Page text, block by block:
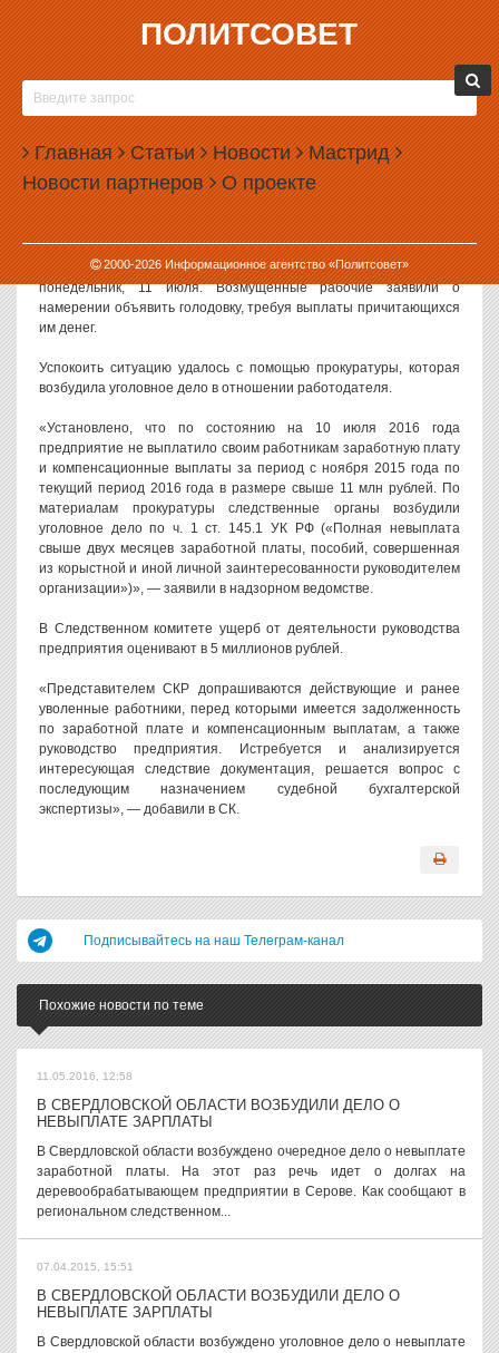
ПОЛИТСОВЕТ
Главная Статьи Новости Мастрид
Новости партнеров О проекте
2000-2026Информационное агентство «Политсовет»
12.07.2016, 15:32
ПРОТЕСТ МЕТАЛЛУРГОВ НА УРАЛЕ ВЫЛИЛСЯ
В УГОЛОВНОЕ ДЕЛО
В Свердловской области возбуждено уголовное дело о
невыплате зарплаты работникам Вехнесинячихинского
металлургического завода. Накануне рабочие устроили акцию
протеста, требуя погасить долги.
Шествие металлургов прошло в Верхней Синячихе в
понедельник, 11 июля. Возмущенные рабочие заявили о
намерении объявить голодовку, требуя выплаты причитающихся
им денег.
Успокоить ситуацию удалось с помощью прокуратуры, которая
возбудила уголовное дело в отношении работодателя.
«Установлено, что по состоянию на 10 июля 2016 года
предприятие не выплатило своим работникам заработную плату
и компенсационные выплаты за период с ноября 2015 года по
текущий период 2016 года в размере свыше 11 млн рублей. По
материалам прокуратуры следственные органы возбудили
уголовное дело по ч. 1 ст. 145.1 УК РФ («Полная невыплата
свыше двух месяцев заработной платы, пособий, совершенная
из корыстной и иной личной заинтересованности руководителем
организации»)», — заявили в надзорном ведомстве.
В Следственном комитете ущерб от деятельности руководства
предприятия оценивают в 5 миллионов рублей.
«Представителем СКР допрашиваются действующие и ранее
уволенные работники, перед которыми имеется задолженность
по заработной плате и компенсационным выплатам, а также
руководство предприятия. Истребуется и анализируется
интересующая следствие документация, решается вопрос с
последующим назначением судебной бухгалтерской
экспертизы», — добавили в СК.
Подписывайтесь на наш Телеграм-канал
Похожие новости по теме
11.05.2016, 12:58
В СВЕРДЛОВСКОЙ ОБЛАСТИ ВОЗБУДИЛИ ДЕЛО О
НЕВЫПЛАТЕ ЗАРПЛАТЫ
В Свердловской области возбуждено очередное дело о невыплате
заработной платы. На этот раз речь идет о долгах на
деревообрабатывающем предприятии в Серове. Как сообщают в
региональном следственном...
07.04.2015, 15:51
В СВЕРДЛОВСКОЙ ОБЛАСТИ ВОЗБУДИЛИ ДЕЛО О
НЕВЫПЛАТЕ ЗАРПЛАТЫ
В Свердловской области возбуждено уголовное дело о невыплате